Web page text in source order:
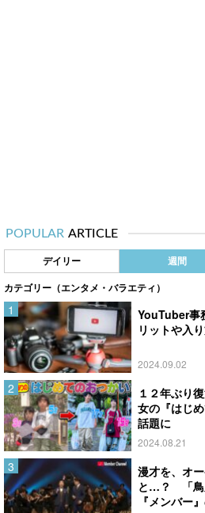
POPULAR ARTICLE
デイリー 週間
カテゴリー（エンタメ・バラエティ）
YouTuber事
リットや入
2024.09.02
１２年ぶり
女の『はじ
話題に
2024.08.21
漫才を、オ
と…？ 「鳥
『メンバー